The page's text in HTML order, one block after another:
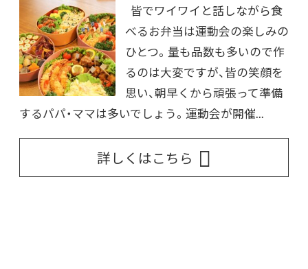
皆でワイワイと話しながら食
べるお弁当は運動会の楽しみの
ひとつ。量も品数も多いので作
るのは大変ですが、皆の笑顔を
思い、朝早くから頑張って準備
するパパ・ママは多いでしょう。運動会が開催...
詳しくはこちら